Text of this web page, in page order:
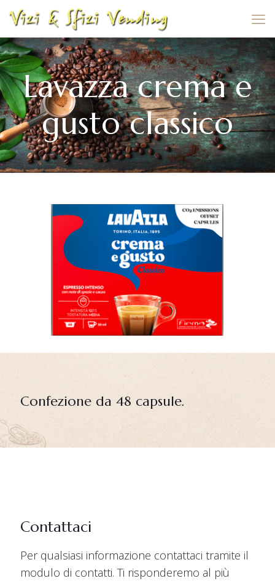
Lavazza crema e
gusto classico
Confezione da 48 capsule.
Contattaci
Per qualsiasi informazione contattaci tramite il
modulo di contatti. Ti risponderemo al più